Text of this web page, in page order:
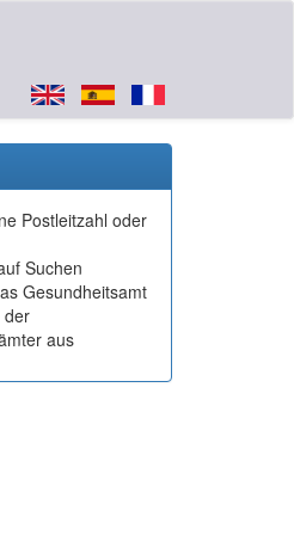
Postleitzahl oder
Suchen
Gesundheitsamt
der
aus